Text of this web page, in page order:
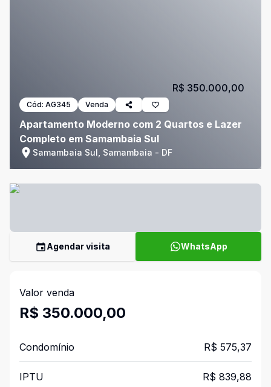
Cód: AG345 Venda
Apartamento Moderno com 2 Quartos e Lazer
Completo em Samambaia Sul
Samambaia Sul, Samambaia - DF
R$ 350.000,00
Agendar visita WhatsApp
Valor venda
R$ 350.000,00
Condomínio R$ 575,37
IPTU R$ 839,88